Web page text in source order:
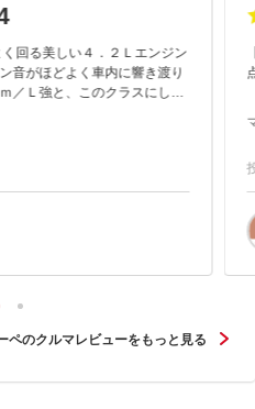
く回る美しい４．２Ｌエンジン
音がほどよく車内に響き渡り
／Ｌ強と、このクラスにして
ペのクルマレビューをもっと見る